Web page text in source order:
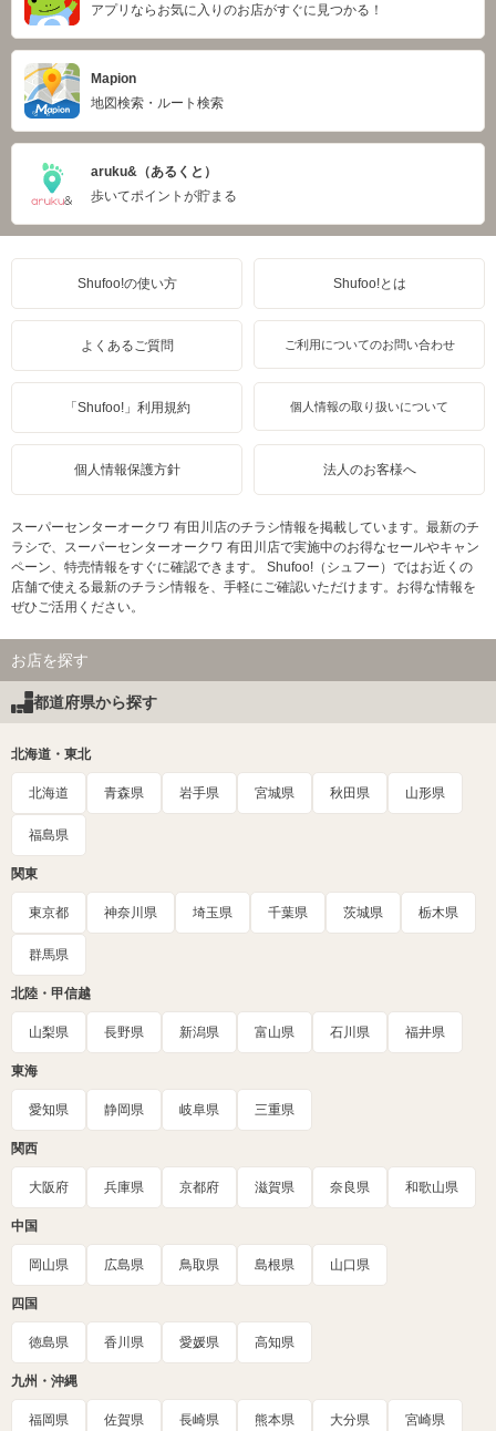
アプリならお気に入りのお店がすぐに見つかる！
Mapion
地図検索・ルート検索
aruku&（あるくと）
歩いてポイントが貯まる
Shufoo!の使い方 Shufoo!とは
よくあるご質問 ご利用についてのお問い合わせ
「Shufoo!」利用規約 個人情報の取り扱いについて
個人情報保護方針 法人のお客様へ
スーパーセンターオークワ 有田川店のチラシ情報を掲載しています。最新のチ
ラシで、スーパーセンターオークワ 有田川店で実施中のお得なセールやキャン
ペーン、特売情報をすぐに確認できます。 Shufoo!（シュフー）ではお近くの
店舗で使える最新のチラシ情報を、手軽にご確認いただけます。お得な情報を
ぜひご活用ください。
お店を探す
都道府県から探す
北海道・東北
北海道 青森県 岩手県 宮城県 秋田県 山形県
福島県
関東
東京都 神奈川県 埼玉県 千葉県 茨城県 栃木県
群馬県
北陸・甲信越
山梨県 長野県 新潟県 富山県 石川県 福井県
東海
愛知県 静岡県 岐阜県 三重県
関西
大阪府 兵庫県 京都府 滋賀県 奈良県 和歌山県
中国
岡山県 広島県 鳥取県 島根県 山口県
四国
徳島県 香川県 愛媛県 高知県
九州・沖縄
福岡県 佐賀県 長崎県 熊本県 大分県 宮崎県